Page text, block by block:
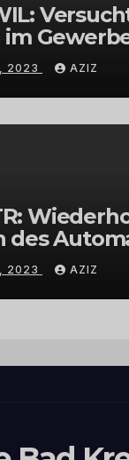
im
2023 AZIZ
des
am
2023 AZIZ